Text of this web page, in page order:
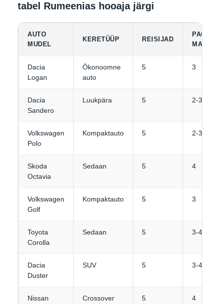
tabel Rumeenias hooaja järgi
AUTO
MUDEL
KERETÜÜP REISIJAD
PAGASI
Dacia
Logan
Ökonoomne
auto
5 3
Dacia
Sandero
Luukpära 5 2-3
Volkswagen
Polo
Kompaktauto 5 2-3
Skoda
Octavia
Sedaan 5 4
Volkswagen
Golf
Kompaktauto 5 3
Toyota
Corolla
Sedaan 5 3-4
Dacia
Duster
SUV 5 3-4
Nissan
Crossover 5 4